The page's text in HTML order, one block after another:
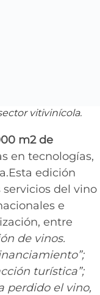
vitivinícola.
m2 de
en tecnologías,
edición
del vino
e
entre
de vinos.
turística”;
perdido el vino,